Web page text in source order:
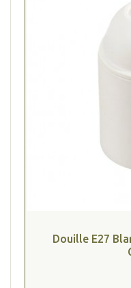
Douille E27